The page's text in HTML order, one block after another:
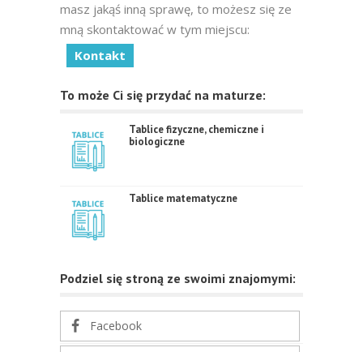
masz jakąś inną sprawę, to możesz się ze
mną skontaktować w tym miejscu:
Kontakt
To może Ci się przydać na maturze:
Tablice fizyczne, chemiczne i
biologiczne
Tablice matematyczne
Podziel się stroną ze swoimi znajomymi:
Facebook